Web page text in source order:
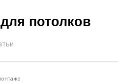
потолков